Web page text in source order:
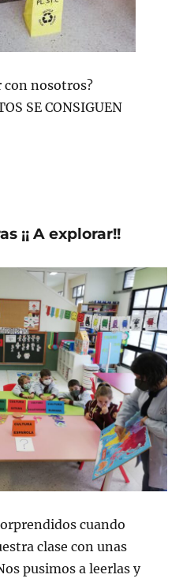
con nosotros?
SE CONSIGUEN
¡¡ A explorar!!
cuando
clase con unas
pusimos a leerlas y